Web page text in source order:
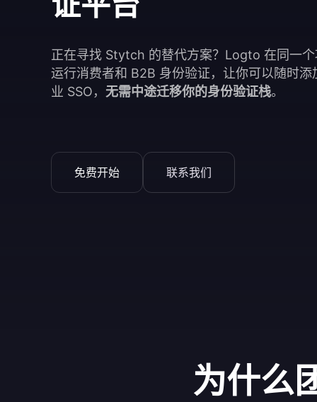
正在寻找 Stytch 的替代方案？Logto 在同一
运行消费者和 B2B 身份验证，让你可以随时添
业 SSO， 无需中途迁移你的身份验证栈。
免费开始 联系我们
为什么